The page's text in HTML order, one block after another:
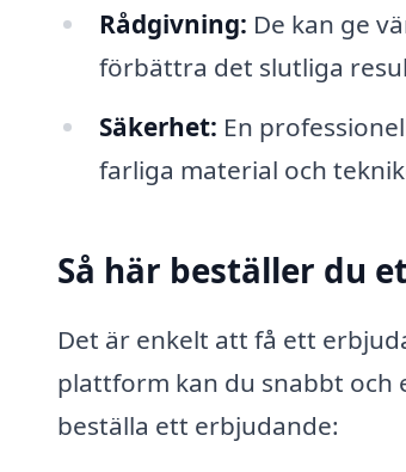
Rådgivning: De kan ge
förbättra det slutliga
Säkerhet: En
farliga material och
Så här beställer du
Det är enkelt att få ett
plattform kan du snabbt och
beställa ett erbjudande: